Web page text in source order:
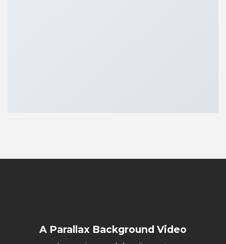
A Parallax Background Video